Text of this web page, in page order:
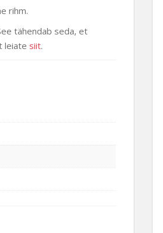
rihm.
tähendab seda, et
leiate siit.